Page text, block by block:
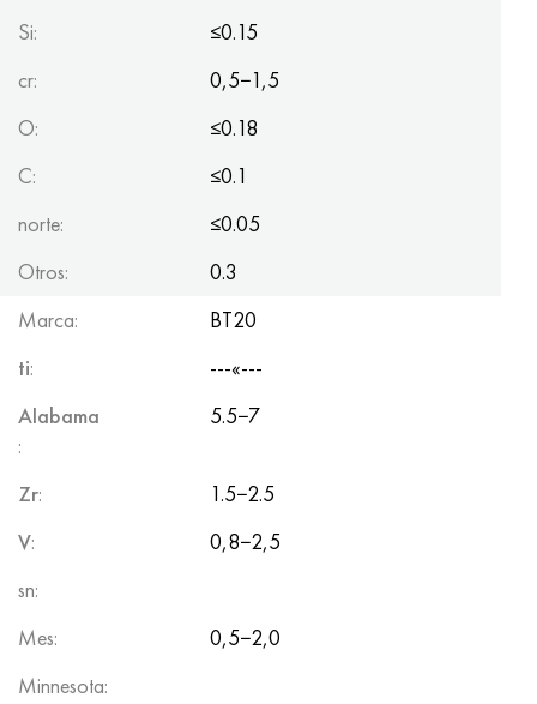
Si:
≤0.15
cr:
0,5−1,5
O:
≤0.18
C:
≤0.1
norte:
≤0.05
Otros:
0.3
Marca:
BT20
ti:
---«---
Alabama
:
5.5−7
Zr:
1.5−2.5
V:
0,8−2,5
sn:
Mes:
0,5−2,0
Minnesota: